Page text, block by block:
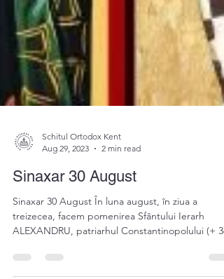
Schitul Ortodox Kent
Aug 29, 2023
2 min read